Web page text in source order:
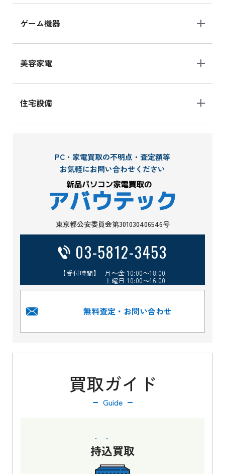
ゲーム機器
美容家電
住宅設備
PC・家電買取の不明点・査定額等
お気軽にお問い合わせください
東京都公安委員会第301030406546号
03-5812-3453
【受付時間】 月～金 10:00～18:00
土曜日 10:00～16:00
無料査定・お問い合わせ
買取ガイド
Guide
持込買取